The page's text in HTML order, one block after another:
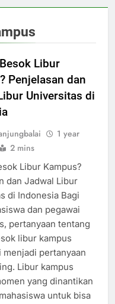
Libur
Penjelasan dan
Universitas di
1 year
2 mins
Libur Kampus?
dan Jadwal Libur
di Indonesia Bagi
dan pegawai
pertanyaan tentang
libur kampus
menjadi pertanyaan
Libur kampus
yang dinantikan
untuk bisa